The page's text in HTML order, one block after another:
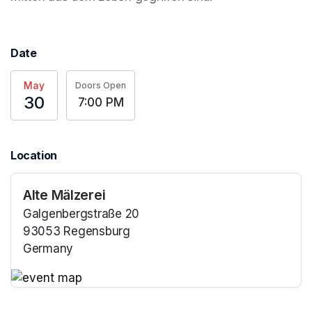
Date
May
30
Doors Open
7:00 PM
Location
Alte Mälzerei
Galgenbergstraße 20
93053 Regensburg
Germany